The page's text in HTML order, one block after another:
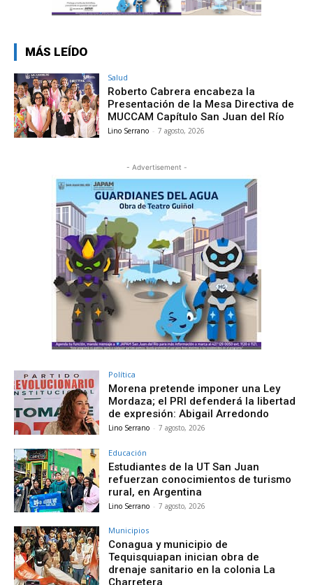
MÁS LEÍDO
Salud
Roberto Cabrera encabeza la
Presentación de la Mesa Directiva de
MUCCAM Capítulo San Juan del Río
Lino Serrano - 7 agosto, 2026
- Advertisement -
Política
Morena pretende imponer una Ley
Mordaza; el PRI defenderá la libertad
de expresión: Abigail Arredondo
Lino Serrano - 7 agosto, 2026
Educación
Estudiantes de la UT San Juan
refuerzan conocimientos de turismo
rural, en Argentina
Lino Serrano - 7 agosto, 2026
Municipios
Conagua y municipio de
Tequisquiapan inician obra de
drenaje sanitario en la colonia La
Charretera